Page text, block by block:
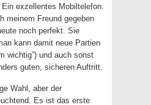
exzellentes Mobiltelefon.
meinem Freund gegeben
noch perfekt. Sie
kann damit neue Partien
wichtig”) und auch sonst
guten, sicheren Auftritt.
Wahl, aber der
Es ist das erste